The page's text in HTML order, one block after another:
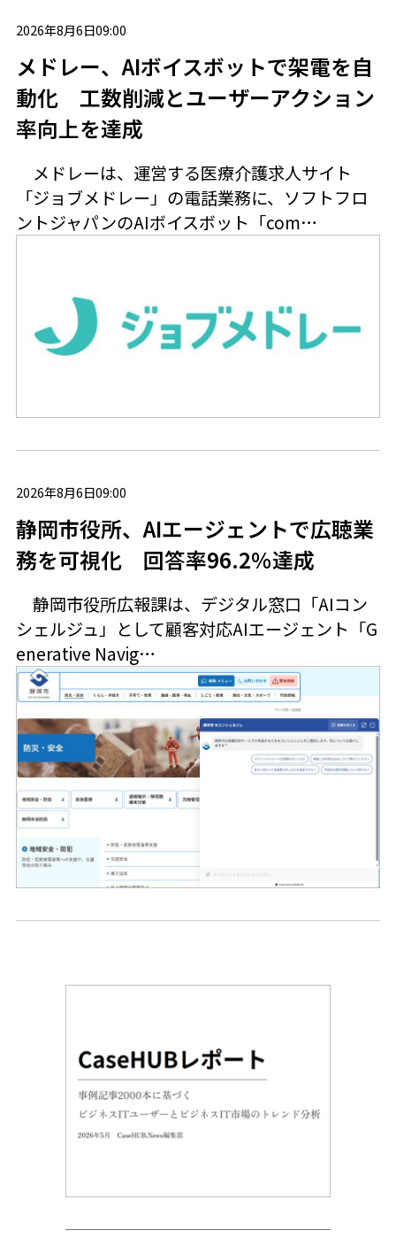
2026年8月6日09:00
メドレー、AIボイスボットで架電を自
動化 工数削減とユーザーアクション
率向上を達成
メドレーは、運営する医療介護求人サイト
「ジョブメドレー」の電話業務に、ソフトフロ
ントジャパンのAIボイスボット「com…
2026年8月6日09:00
静岡市役所、AIエージェントで広聴業
務を可視化 回答率96.2％達成
静岡市役所広報課は、デジタル窓口「AIコン
シェルジュ」として顧客対応AIエージェント「G
enerative Navig…